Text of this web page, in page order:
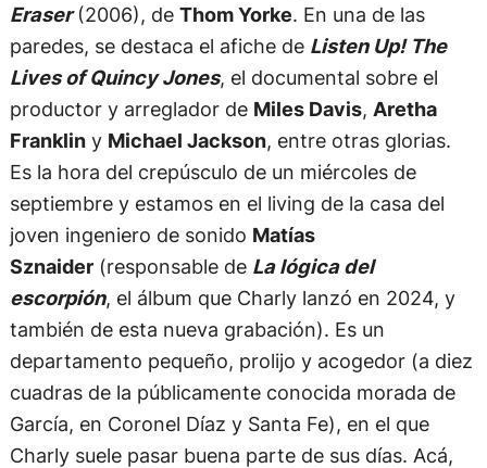
Eraser(2006), de Thom Yorke. En una de las
paredes, se destaca el afiche de Listen Up! The
Lives of Quincy Jones, el documental sobre el
productor y arreglador de Miles Davis, Aretha
Frankliny Michael Jackson, entre otras glorias.
Es la hora del crepúsculo de un miércoles de
septiembre y estamos en el living de la casa del
joven ingeniero de sonido Matías
Sznaider(responsable de La lógica del
escorpión, el álbum que Charly lanzó en 2024, y
también de esta nueva grabación). Es un
departamento pequeño, prolijo y acogedor (a diez
cuadras de la públicamente conocida morada de
García, en Coronel Díaz y Santa Fe), en el que
Charly suele pasar buena parte de sus días. Acá,